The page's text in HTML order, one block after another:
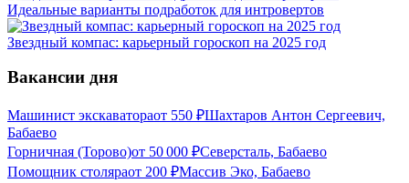
Идеальные варианты подработок для интровертов
Звездный компас: карьерный гороскоп на 2025 год
Вакансии дня
Машинист экскаватораот 550 ₽Шахтаров Антон Сергеевич,
Бабаево
Горничная (Торово)от 50 000 ₽Северсталь, Бабаево
Помощник столяраот 200 ₽Массив Эко, Бабаево